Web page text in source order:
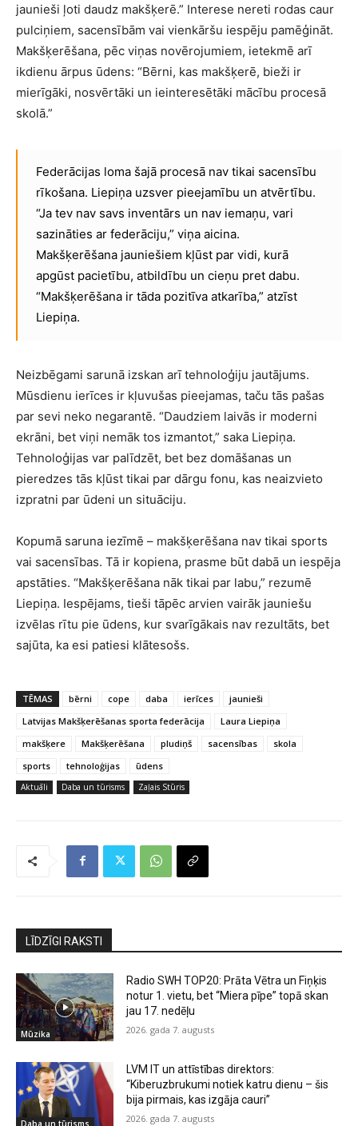
jaunieši ļoti daudz makšķerē.” Interese nereti rodas caur
pulciņiem, sacensībām vai vienkāršu iespēju pamēģināt.
Makšķerēšana, pēc viņas novērojumiem, ietekmē arī
ikdienu ārpus ūdens: “Bērni, kas makšķerē, bieži ir
mierīgāki, nosvērtāki un ieinteresētāki mācību procesā
skolā.”
Federācijas loma šajā procesā nav tikai sacensību
rīkošana. Liepiņa uzsver pieejamību un atvērtību.
“Ja tev nav savs inventārs un nav iemaņu, vari
sazināties ar federāciju,” viņa aicina.
Makšķerēšana jauniešiem kļūst par vidi, kurā
apgūst pacietību, atbildību un cieņu pret dabu.
“Makšķerēšana ir tāda pozitīva atkarība,” atzīst
Liepiņa.
Neizbēgami sarunā izskan arī tehnoloģiju jautājums.
Mūsdienu ierīces ir kļuvušas pieejamas, taču tās pašas
par sevi neko negarantē. “Daudziem laivās ir moderni
ekrāni, bet viņi nemāk tos izmantot,” saka Liepiņa.
Tehnoloģijas var palīdzēt, bet bez domāšanas un
pieredzes tās kļūst tikai par dārgu fonu, kas neaizvieto
izpratni par ūdeni un situāciju.
Kopumā saruna iezīmē – makšķerēšana nav tikai sports
vai sacensības. Tā ir kopiena, prasme būt dabā un iespēja
apstāties. “Makšķerēšana nāk tikai par labu,” rezumē
Liepiņa. Iespējams, tieši tāpēc arvien vairāk jauniešu
izvēlas rītu pie ūdens, kur svarīgākais nav rezultāts, bet
sajūta, ka esi patiesi klātesošs.
TĒMAS bērni cope daba ierīces
jaunieši
Latvijas Makšķerēšanas sporta federācija
Laura Liepiņa
makšķere
Makšķerēšana pludiņš sacensības
skola
sports
tehnoloģijas ūdens
Aktuāli Daba un tūrisms Zaļais Stūris
LĪDZĪGI RAKSTI
Mūzika
Radio SWH TOP20: Prāta Vētra un Fiņķis
notur 1. vietu, bet “Miera pīpe” topā skan
jau 17. nedēļu
2026. gada 7. augusts
Daba un tūrisms
LVM IT un attīstības direktors:
“Kiberuzbrukumi notiek katru dienu – šis
bija pirmais, kas izgāja cauri”
2026. gada 7. augusts